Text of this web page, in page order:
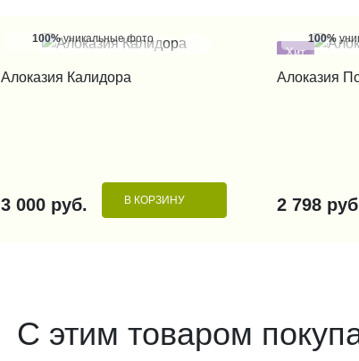
100%уникальные фото
Алоказия Калидора
3 000 руб. В КОРЗИНУ
Хит
100%
Алоказия
2 798
С этим товаром